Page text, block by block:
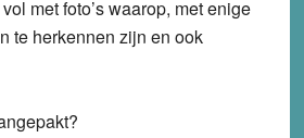
met foto’s waarop, met enige
te herkennen zijn en ook